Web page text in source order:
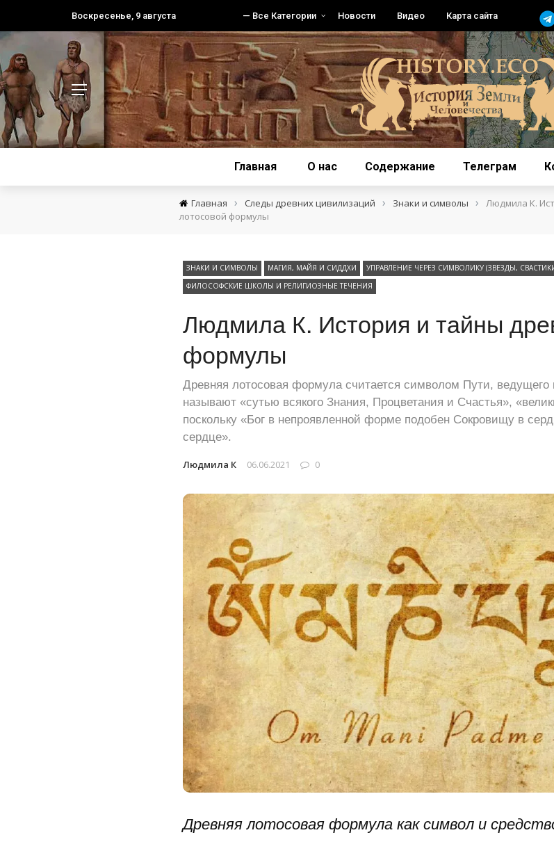
Воскресенье, 9 августа — Все Категории Новости Видео Карта сайта
Главная О нас Содержание Телеграм
Главная › Следы древних цивилизаций › Знаки и символы ›
Людмила К.
лотосовой формулы
ЗНАКИ И СИМВОЛЫ МАГИЯ, МАЙЯ И СИДДХИ
УПРАВЛЕНИЕ ЧЕРЕЗ СИМВОЛИКУ (ЗВЕЗДЫ,
ФИЛОСОФСКИЕ ШКОЛЫ И РЕЛИГИОЗНЫЕ ТЕЧЕНИЯ
Людмила К. История и тайны
формулы
Древняя лотосовая формула считается символом Пути,
называют «сутью всякого Знания, Процветания и Счастья»,
поскольку «Бог в непроявленной форме подобен Сокровищу в
сердце».
Людмила К 06.06.2021 0
Древняя лотосовая формула как символ и